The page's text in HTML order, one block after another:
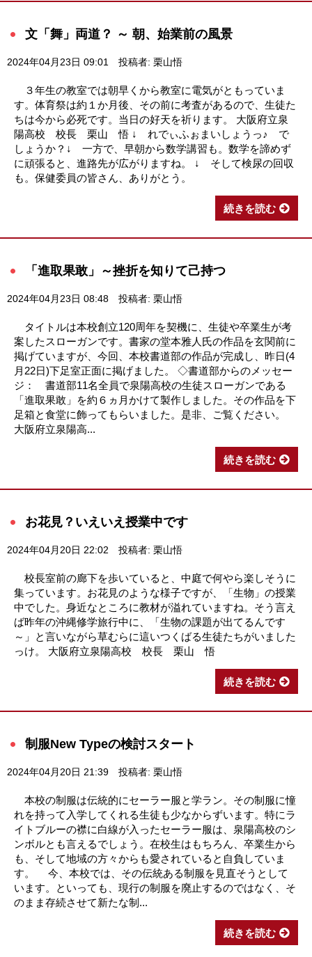
文「舞」両道？ ～ 朝、始業前の風景
2024年04月23日 09:01 投稿者: 栗山悟
３年生の教室では朝早くから教室に電気がともっていま
す。体育祭は約１か月後、その前に考査があるので、生徒た
ちは今から必死です。当日の好天を祈ります。 大阪府立泉
陽高校 校長 栗山 悟 ↓ れでぃふぉまいしょうっ♪ で
しょうか？↓ 一方で、早朝から数学講習も。数学を諦めず
に頑張ると、進路先が広がりますね。 ↓ そして検尿の回収
も。保健委員の皆さん、ありがとう。
続きを読む
「進取果敢」～挫折を知りて己持つ
2024年04月23日 08:48 投稿者: 栗山悟
タイトルは本校創立120周年を契機に、生徒や卒業生が考
案したスローガンです。書家の堂本雅人氏の作品を玄関前に
掲げていますが、今回、本校書道部の作品が完成し、昨日(4
月22日)下足室正面に掲げました。 ◇書道部からのメッセー
ジ： 書道部11名全員で泉陽高校の生徒スローガンである
「進取果敢」を約６ヵ月かけて製作しました。その作品を下
足箱と食堂に飾ってもらいました。是非、ご覧ください。
大阪府立泉陽高...
続きを読む
お花見？いえいえ授業中です
2024年04月20日 22:02 投稿者: 栗山悟
校長室前の廊下を歩いていると、中庭で何やら楽しそうに
集っています。お花見のような様子ですが、「生物」の授業
中でした。身近なところに教材が溢れていますね。そう言え
ば昨年の沖縄修学旅行中に、「生物の課題が出てるんです
～」と言いながら草むらに這いつくばる生徒たちがいました
っけ。 大阪府立泉陽高校 校長 栗山 悟
続きを読む
制服New Typeの検討スタート
2024年04月20日 21:39 投稿者: 栗山悟
本校の制服は伝統的にセーラー服と学ラン。その制服に憧
れを持って入学してくれる生徒も少なからずいます。特にラ
イトブルーの襟に白線が入ったセーラー服は、泉陽高校のシ
ンボルとも言えるでしょう。在校生はもちろん、卒業生から
も、そして地域の方々からも愛されていると自負していま
す。 今、本校では、その伝統ある制服を見直そうとして
います。といっても、現行の制服を廃止するのではなく、そ
のまま存続させて新たな制...
続きを読む